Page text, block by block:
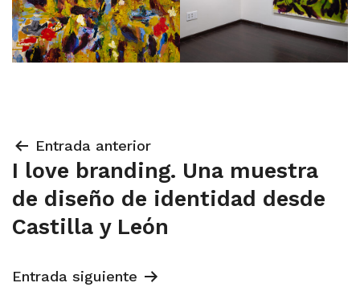
Navegación
de
entradas
Entrada anterior
I love branding. Una muestra
de diseño de identidad desde
Castilla y León
Entrada siguiente